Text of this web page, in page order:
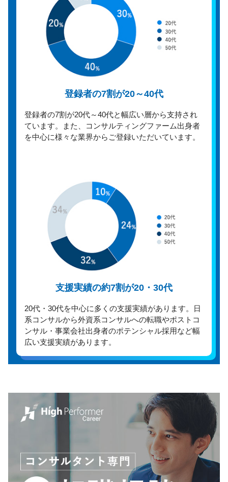
登録者の7割が20～40代
登録者の7割が20代～40代と幅広い層から支持され
ています。また、コンサルティングファーム出身者
を中心に様々な業界からご登録いただいています。
支援実績の約7割が20・30代
20代・30代を中心に多くの支援実績があります。日
系コンサルから外資系コンサルへの転職やポストコ
ンサル・事業会社出身者のポテンシャル採用など幅
広い支援実績があります。